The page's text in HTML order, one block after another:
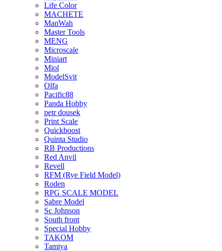
Life Color
MACHETE
ManWah
Master Tools
MENG
Microscale
Miniart
Miol
ModelSvit
Olfa
Pacific88
Panda Hobby
petr dousek
Print Scale
Quickboost
Quinta Studio
RB Productions
Red Anvil
Revell
RFM (Rye Field Model)
Roden
RPG SCALE MODEL
Sabre Model
Sc Johnson
South front
Special Hobby
TAKOM
Tamiya